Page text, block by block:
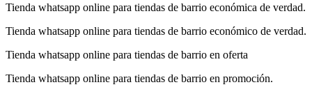
Tienda whatsapp online para tiendas de barrio económica de verdad.
Tienda whatsapp online para tiendas de barrio económico de verdad.
Tienda whatsapp online para tiendas de barrio en oferta
Tienda whatsapp online para tiendas de barrio en promoción.